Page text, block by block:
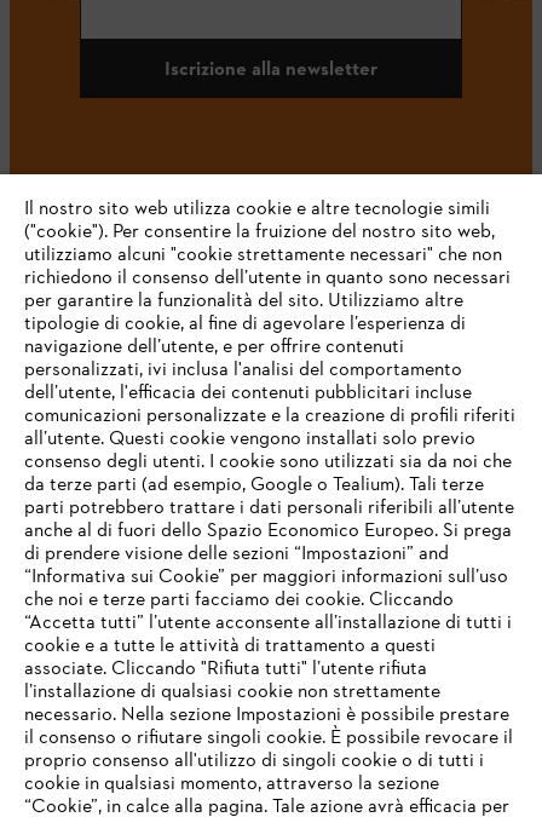
Iscrizione alla newsletter
#STIHL
L’azienda
STIHL FAQ
Service
Termini e condizioni generali Privacy policy
Note legali Cookies Informazioni legali
IHR BROWSER WIRD NICHT
UNTERSTÜTZT
Sie nutzen einen Browser, den wir noch nicht unterstützen. Für
eine optimale Nutzung unserer Seite empfehlen wir Ihnen, zu
einem der folgenden Browser zu wechseln:
Il nostro sito web utilizza cookie e altre tecnologie simili
("cookie"). Per consentire la fruizione del nostro sito web,
utilizziamo alcuni "cookie strettamente necessari" che non
richiedono il consenso dell’utente in quanto sono necessari
per garantire la funzionalità del sito. Utilizziamo altre
tipologie di cookie, al fine di agevolare l’esperienza di
navigazione dell’utente, e per offrire contenuti
personalizzati, ivi inclusa l'analisi del comportamento
dell’utente, l'efficacia dei contenuti pubblicitari incluse
comunicazioni personalizzate e la creazione di profili riferiti
all’utente. Questi cookie vengono installati solo previo
consenso degli utenti. I cookie sono utilizzati sia da noi che
da terze parti (ad esempio, Google o Tealium). Tali terze
parti potrebbero trattare i dati personali riferibili all’utente
anche al di fuori dello Spazio Economico Europeo. Si prega
di prendere visione delle sezioni “Impostazioni” and
“Informativa sui Cookie” per maggiori informazioni sull’uso
che noi e terze parti facciamo dei cookie. Cliccando
“Accetta tutti” l’utente acconsente all’installazione di tutti i
cookie e a tutte le attività di trattamento a questi
associate. Cliccando "Rifiuta tutti" l’utente rifiuta
l’installazione di qualsiasi cookie non strettamente
necessario. Nella sezione Impostazioni è possibile prestare
il consenso o rifiutare singoli cookie. È possibile revocare il
proprio consenso all'utilizzo di singoli cookie o di tutti i
cookie in qualsiasi momento, attraverso la sezione
“Cookie”, in calce alla pagina. Tale azione avrà efficacia per